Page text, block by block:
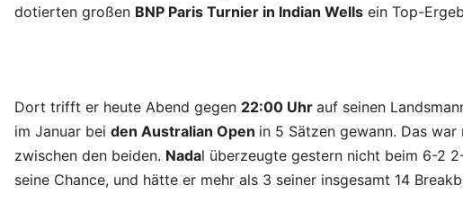
dotierten großen BNP Paris Turnier in Indian Wells ein Top-
Dort trifft er heute Abend gegen 22:00 Uhr auf seinen
im Januar bei den Australian Open in 5 Sätzen gewann. Das war
zwischen den beiden. Nadal überzeugte gestern nicht beim 6-2
seine Chance, und hätte er mehr als 3 seiner insgesamt 14